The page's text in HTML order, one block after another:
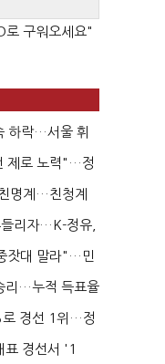
로 구워오세요"
하락…서울 휘
제로 노력"…정
명계…친청계
리자…K-정유,
잣대 말라"…민
리…누적 득표율
경선 1위…정
표 경선서 '1